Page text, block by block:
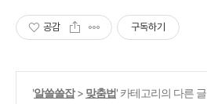
공감 구독하기
'알쓸쓸잡> 맞춤법' 카테고리의 다른 글